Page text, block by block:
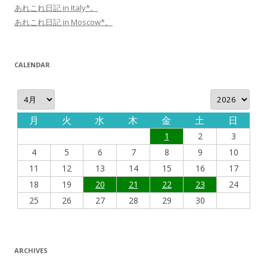
あれこれ日記 in Italy*。
あれこれ日記 in Moscow*。
CALENDAR
月 火 水 木 金 土 日
1 2
3
4
5 6 7 8 9
10
11
12 13 14 15 16
17
18
19 20 21 22 23
24
25
26 27 28 29 30
ARCHIVES